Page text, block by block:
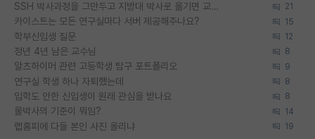
SSH 박사과정을 그만두고 지방대 박사로 옮기면 교수의 꿈은 끝일까요? 21
카이스트는 모든 연구실마다 서버 제공해주나요? 15
학부신입생 질문 12
정년 4년 남은 교수님 8
알츠하이머 관련 고등학생 탐구 포트폴리오 9
연구실 학생 하나 자퇴했는데 8
입학도 안한 신입생이 원래 관심을 받나요 8
물박사의 기준이 뭐임? 14
랩홈피에 다들 본인 사진 올리냐 19